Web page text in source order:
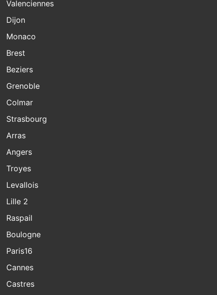
Valenciennes
Dijon
Monaco
Brest
Beziers
Grenoble
Colmar
Strasbourg
Arras
Angers
Troyes
Levallois
Lille 2
Raspail
Boulogne
Paris16
Cannes
Castres